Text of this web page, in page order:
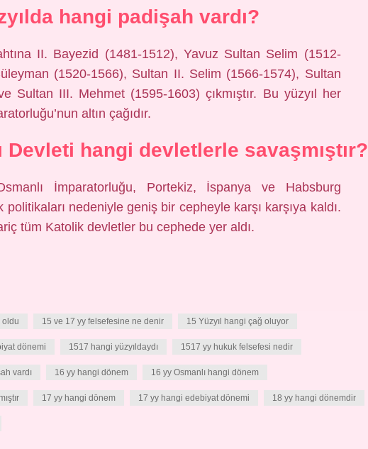
hangi padişah vardı?
II. Bayezid (1481-1512), Yavuz Sultan Selim (1512-
(1520-1566), Sultan II. Selim (1566-1574), Sultan
Sultan III. Mehmet (1595-1603) çıkmıştır. Bu yüzyıl her
altın çağıdır.
Devleti hangi devletlerle savaşmıştır?
İmparatorluğu, Portekiz, İspanya ve Habsburg
politikaları nedeniyle geniş bir cepheyle karşı karşıya kaldı.
tüm Katolik devletler bu cephede yer aldı.
oldu 15 ve 17 yy felsefesine ne denir 15 Yüzyıl hangi çağ oluyor
dönemi 1517 hangi yüzyıldaydı 1517 yy hukuk felsefesi nedir
vardı 16 yy hangi dönem 16 yy Osmanlı hangi dönem
17 yy hangi dönem 17 yy hangi edebiyat dönemi 18 yy hangi dönemdir